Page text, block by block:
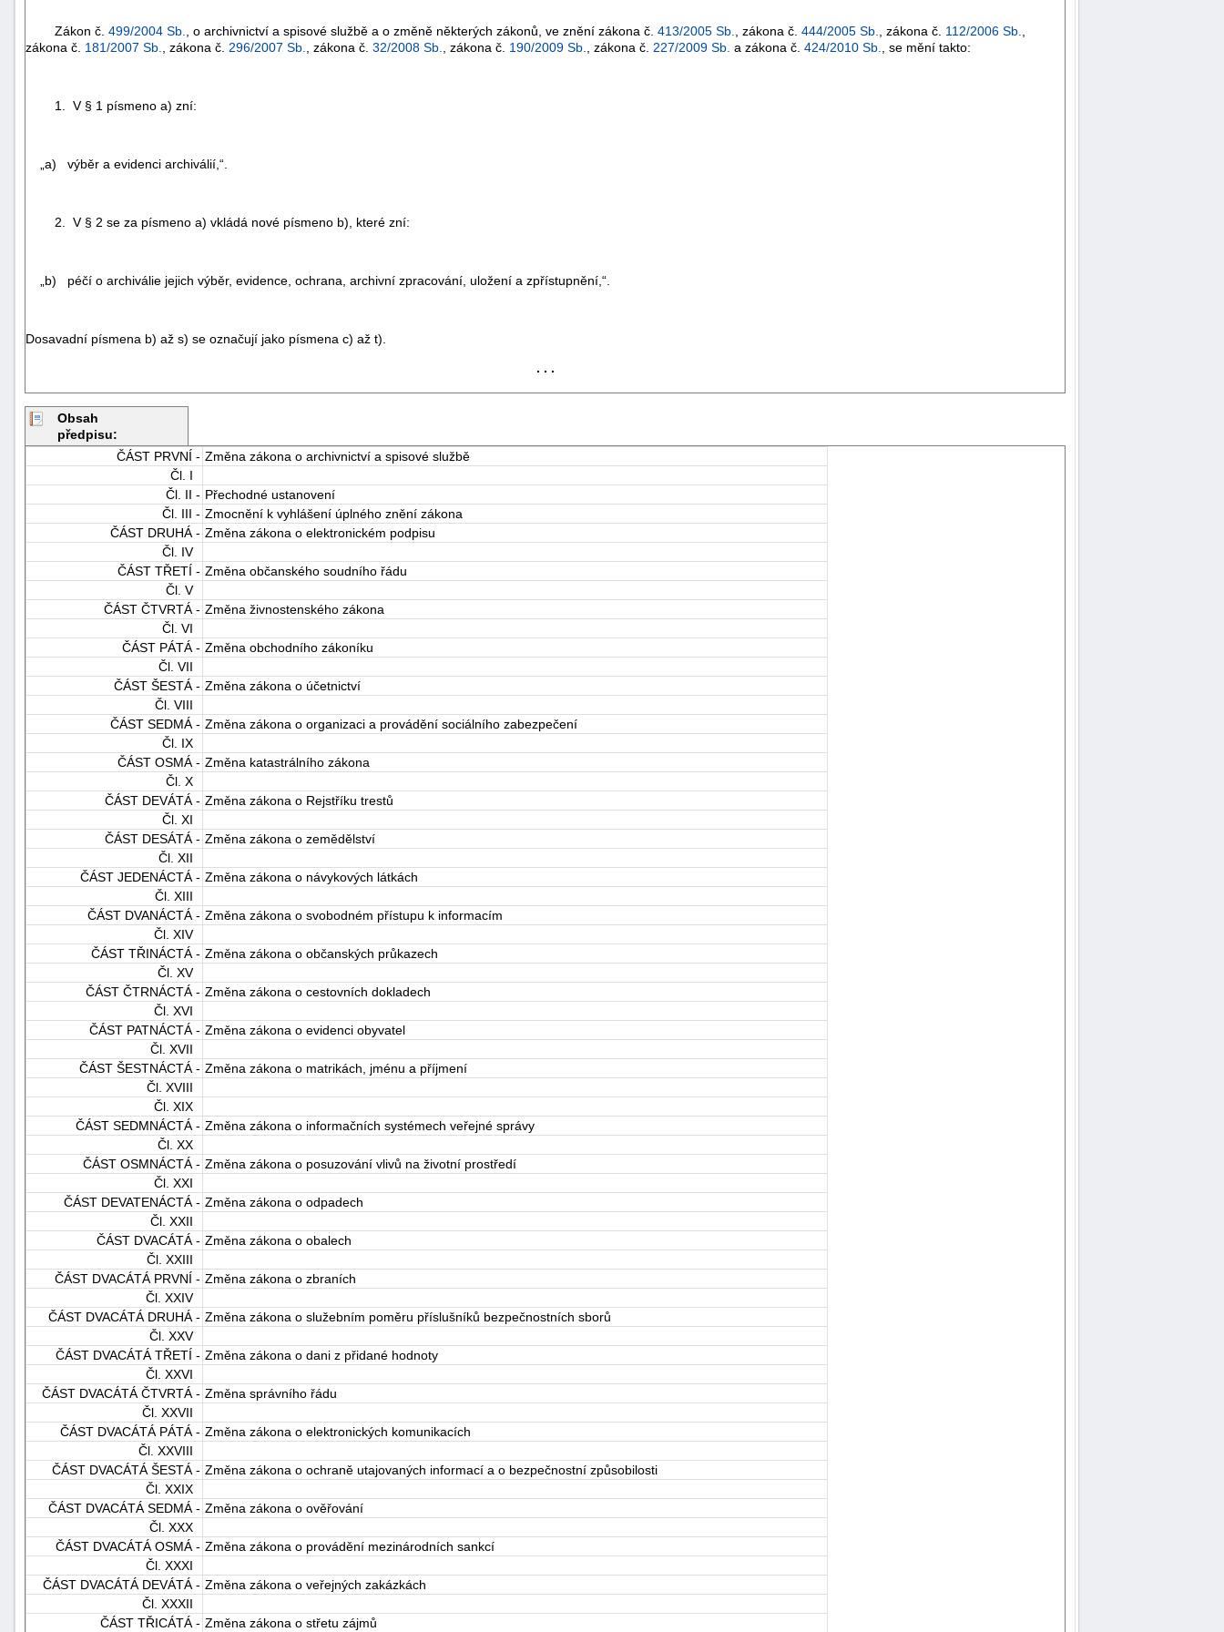
Zákon č. 499/2004 Sb. , o archivnictví a spisové službě a o změně některých zákonů, ve znění zákona č. 413/2005 Sb. , zákona č. 444/2005 Sb. , zákona č. 112/2006 Sb.
zákona č. 181/2007 Sb. , zákona č. 296/2007 Sb. , zákona č. 32/2008 Sb. , zákona č. 190/2009 Sb. , zákona č. 227/2009 Sb. a zákona č. 424/2010 Sb. , se mění takto:
1. V § 1 písmeno a) zní:
„a) výběr a evidenci archiválií,“.
2. V § 2 se za písmeno a) vkládá nové písmeno b), které zní:
„b) péčí o archiválie jejich výběr, evidence, ochrana, archivní zpracování, uložení a zpřístupnění,“.
Dosavadní písmena b) až s) se označují jako písmena c) až t).
. . .
Obsah
předpisu:
ČÁST PRVNÍ - Změna zákona o archivnictví a spisové službě
Čl. I
Čl. II - Přechodné ustanovení
Čl. III - Zmocnění k vyhlášení úplného znění zákona
ČÁST DRUHÁ - Změna zákona o elektronickém podpisu
Čl. IV
ČÁST TŘETÍ - Změna občanského soudního řádu
Čl. V
ČÁST ČTVRTÁ - Změna živnostenského zákona
Čl. VI
ČÁST PÁTÁ - Změna obchodního zákoníku
Čl. VII
ČÁST ŠESTÁ - Změna zákona o účetnictví
Čl. VIII
ČÁST SEDMÁ - Změna zákona o organizaci a provádění sociálního zabezpečení
Čl. IX
ČÁST OSMÁ - Změna katastrálního zákona
Čl. X
ČÁST DEVÁTÁ - Změna zákona o Rejstříku trestů
Čl. XI
ČÁST DESÁTÁ - Změna zákona o zemědělství
Čl. XII
ČÁST JEDENÁCTÁ - Změna zákona o návykových látkách
Čl. XIII
ČÁST DVANÁCTÁ - Změna zákona o svobodném přístupu k informacím
Čl. XIV
ČÁST TŘINÁCTÁ - Změna zákona o občanských průkazech
Čl. XV
ČÁST ČTRNÁCTÁ - Změna zákona o cestovních dokladech
Čl. XVI
ČÁST PATNÁCTÁ - Změna zákona o evidenci obyvatel
Čl. XVII
ČÁST ŠESTNÁCTÁ - Změna zákona o matrikách, jménu a příjmení
Čl. XVIII
Čl. XIX
ČÁST SEDMNÁCTÁ - Změna zákona o informačních systémech veřejné správy
Čl. XX
ČÁST OSMNÁCTÁ - Změna zákona o posuzování vlivů na životní prostředí
Čl. XXI
ČÁST DEVATENÁCTÁ - Změna zákona o odpadech
Čl. XXII
ČÁST DVACÁTÁ - Změna zákona o obalech
Čl. XXIII
ČÁST DVACÁTÁ PRVNÍ - Změna zákona o zbraních
Čl. XXIV
ČÁST DVACÁTÁ DRUHÁ - Změna zákona o služebním poměru příslušníků bezpečnostních sborů
Čl. XXV
ČÁST DVACÁTÁ TŘETÍ - Změna zákona o dani z přidané hodnoty
Čl. XXVI
ČÁST DVACÁTÁ ČTVRTÁ - Změna správního řádu
Čl. XXVII
ČÁST DVACÁTÁ PÁTÁ - Změna zákona o elektronických komunikacích
Čl. XXVIII
ČÁST DVACÁTÁ ŠESTÁ - Změna zákona o ochraně utajovaných informací a o bezpečnostní způsobilosti
Čl. XXIX
ČÁST DVACÁTÁ SEDMÁ - Změna zákona o ověřování
Čl. XXX
ČÁST DVACÁTÁ OSMÁ - Změna zákona o provádění mezinárodních sankcí
Čl. XXXI
ČÁST DVACÁTÁ DEVÁTÁ - Změna zákona o veřejných zakázkách
Čl. XXXII
ČÁST TŘICÁTÁ - Změna zákona o střetu zájmů